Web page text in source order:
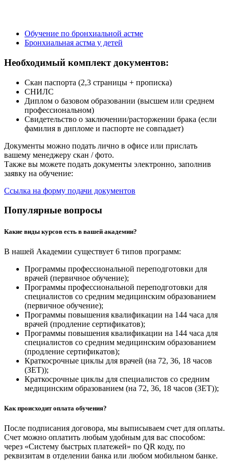
Обучение по бронхиальной астме
Бронхиальная астма у детей
Необходимый комплект документов:
Скан паспорта (2,3 страницы + прописка)
СНИЛС
Диплом о базовом образовании (высшем или среднем
профессиональном)
Свидетельство о заключении/расторжении брака (если
фамилия в дипломе и паспорте не совпадает)
Документы можно подать лично в офисе или прислать
вашему менеджеру скан / фото.
Также вы можете подать документы электронно, заполнив
заявку на обучение:
Ссылка на форму подачи документов
Популярные вопросы
Какие виды курсов есть в вашей академии?
В нашей Академии существует 6 типов программ:
Программы профессиональной переподготовки для
врачей (первичное обучение);
Программы профессиональной переподготовки для
специалистов со средним медицинским образованием
(первичное обучение);
Программы повышения квалификации на 144 часа для
врачей (продление сертификатов);
Программы повышения квалификации на 144 часа для
специалистов со средним медицинским образованием
(продление сертификатов);
Краткосрочные циклы для врачей (на 72, 36, 18 часов
(ЗЕТ));
Краткосрочные циклы для специалистов со средним
медицинским образованием (на 72, 36, 18 часов (ЗЕТ));
Как происходит оплата обучения?
После подписания договора, мы выписываем счет для оплаты.
Счет можно оплатить любым удобным для вас способом:
через «Систему быстрых платежей» по QR коду, по
реквизитам в отделении банка или любом мобильном банке.